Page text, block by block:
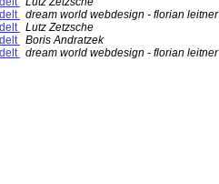
dream world webdesign - florian leitner
Lutz Zetzsche
Boris Andratzek
dream world webdesign - florian leitner